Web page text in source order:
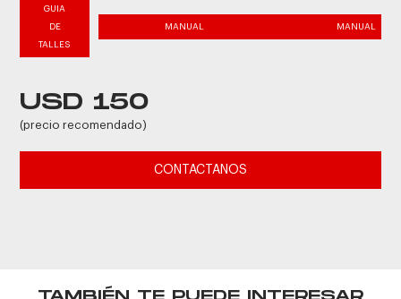
GUIA
DE
TALLES
MANUAL MANUAL
USD 150
(precio recomendado)
CONTACTANOS